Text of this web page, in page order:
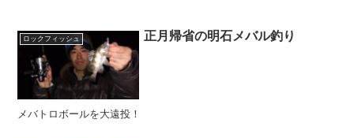
ロックフィッシュ 正月帰省の明石メバル釣り
メバトロボールを大遠投！